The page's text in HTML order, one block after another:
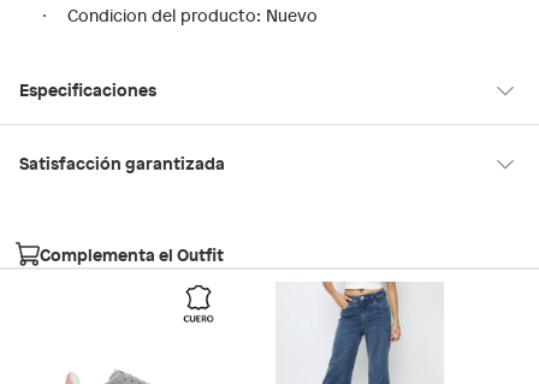
Condicion del producto: Nuevo
Especificaciones
Tipo de ajuste
Satisfacción garantizada
Sin embargo, tenemos categorías que cuentan con plazos
diferentes, otras con restricciones y algunas que no se pueden
devolver ni cambiar. Conoce cuáles son:
Falabella, Tottus y otros vendedores
tienen:
Complementa el Outfit